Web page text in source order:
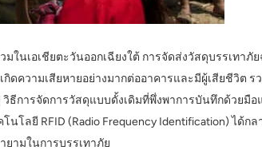
นเอเชียตะวันออกเฉียงใต้ การจัดส่งวัสดุบรรเทาภั
ความเสียหายอย่างมากต่ออาคารและมีผู้เสียชีวิต ร
การจัดการวัสดุแบบดั้งเดิมที่พึ่งพาการบันทึกด้วยมื
ลยี RFID (Radio Frequency Identification) ได้ก
ยามในการบรรเทาภัย